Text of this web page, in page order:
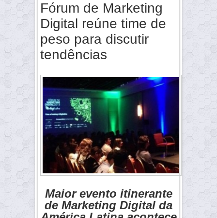
Fórum de Marketing
Digital reúne time de
peso para discutir
tendências
Maior evento itinerante
de Marketing Digital da